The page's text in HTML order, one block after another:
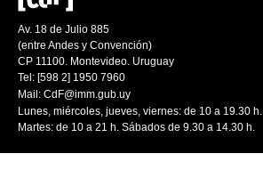
Av. 18 de Julio 885
(entre Andes y Convención)
CP 11100. Montevideo. Uruguay
Tel: [598 2] 1950 7960
Mail: CdF@imm.gub.uy
Lunes, miércoles, jueves, viernes: de 10 a 19.30 h.
Martes: de 10 a 21 h. Sábados de 9.30 a 14.30 h.